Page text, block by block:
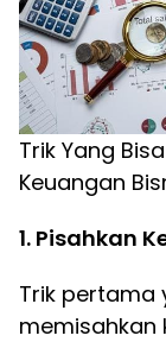
Trik Yang
Keuangan
1. Pisahkan
Trik pertama
memisahkan